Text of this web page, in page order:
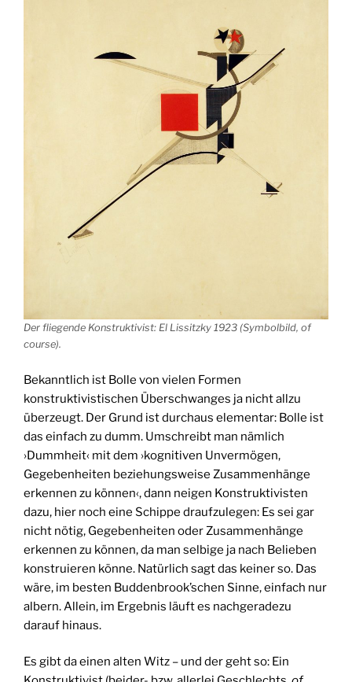
Der fliegende Konstruktivist: El Lissitzky 1923 (Symbolbild, of
course).
Bekanntlich ist Bolle von vielen Formen
konstruktivistischen Überschwanges ja nicht allzu
überzeugt. Der Grund ist durchaus elementar: Bolle ist
das einfach zu dumm. Umschreibt man nämlich
›Dummheit‹ mit dem ›kognitiven Unvermögen,
Gegebenheiten beziehungsweise Zusammenhänge
erkennen zu können‹, dann neigen Konstruktivisten
dazu, hier noch eine Schippe draufzulegen: Es sei gar
nicht nötig, Gegebenheiten oder Zusammenhänge
erkennen zu können, da man selbige ja nach Belieben
konstruieren könne. Natürlich sagt das keiner so. Das
wäre, im besten Buddenbrook’schen Sinne, einfach nur
albern. Allein, im Ergebnis läuft es nachgeradezu
darauf hinaus.
Es gibt da einen alten Witz – und der geht so: Ein